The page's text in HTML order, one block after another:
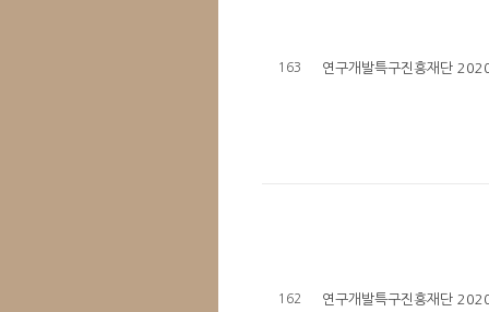
163 연구개발특구진흥재단
162 연구개발특구진흥재단